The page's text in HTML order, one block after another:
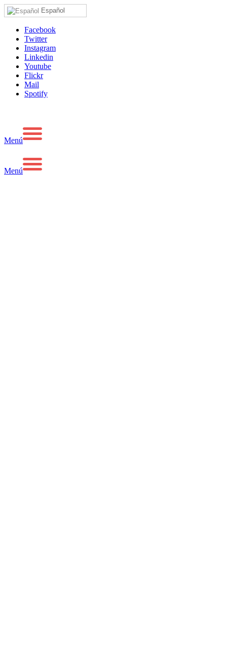
Español
Facebook
Twitter
Instagram
Linkedin
Youtube
Flickr
Mail
Spotify
Menú
Menú